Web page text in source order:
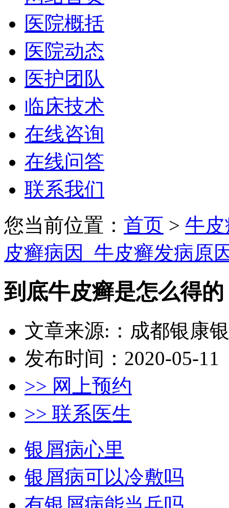
医院概括
医院动态
医护团队
临床技术
在线咨询
在线问答
联系我们
您当前位置： 首页 > 牛
皮癣病因_牛皮癣发病原
到底牛皮癣是怎么得的
文章来源:：成都银康
发布时间：2020-05-11
>> 网上预约
>> 联系医生
银屑病心里
银屑病可以冷敷吗